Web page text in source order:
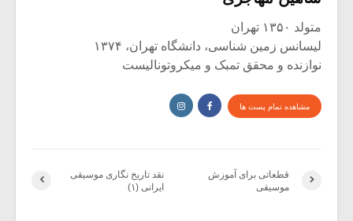
متولد ۱۳۵۰ تهران
لیسانس زمین شناسی، دانشگاه تهران، ۱۳۷۴
نوازنده و محقق تمبک و میکروتونالیست
مشاهده تمام پست ها
نقد تاریخ نگاری موسیقی
ایرانی (۱)
قطعاتی برای آموزش
موسیقی